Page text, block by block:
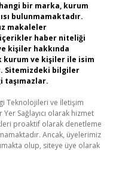
bir marka, kurum
bulunmamaktadır.
makaleler
içerikler haber niteliği
kişiler hakkında
kurum ve kişiler ile isim
Sitemizdeki bilgiler
taşımazlar.
Teknolojileri ve İletişim
Sağlayıcı olarak hizmet
proaktif olarak denetleme
Ancak, üyelerimiz
olup, siteye üye olarak